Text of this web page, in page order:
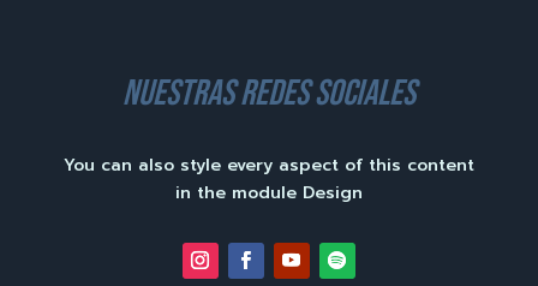
nuestras redes sociales
You can also style every aspect of this content
in the module Design